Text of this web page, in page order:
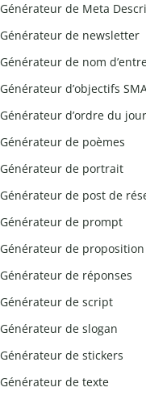
Générateur de Meta
Générateur de newsletter
Générateur de nom
Générateur d’objectifs
Générateur d’ordre du jour
Générateur de poèmes
Générateur de portrait
Générateur de post de
Générateur de prompt
Générateur de
Générateur de réponses
Générateur de script
Générateur de slogan
Générateur de stickers
Générateur de texte